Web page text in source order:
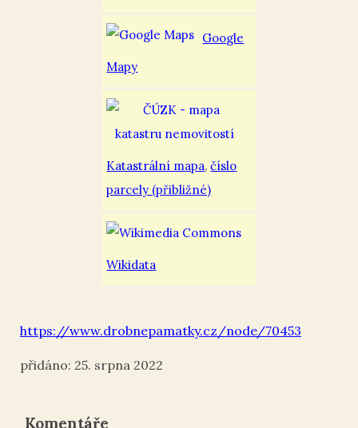
Google
Mapy
Katastrální mapa,číslo
parcely (přibližné)
Wikidata
https://www.drobnepamatky.cz/node/70453
25. srpna 2022
Komentáře